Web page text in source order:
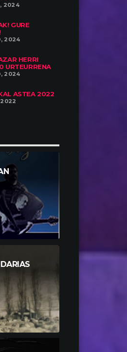
2024
GURE
2024
HERRI
URTEURRENA
2024
ASTEA 2022
2022